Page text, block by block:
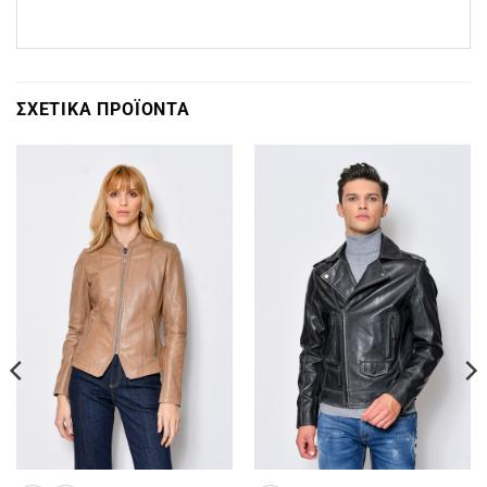
ΣΧΕΤΙΚΆ ΠΡΟΪΌΝΤΑ